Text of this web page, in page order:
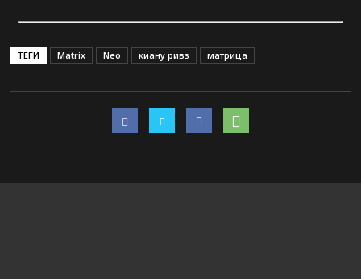
ТЕГИ Matrix Neo киану ривз матрица